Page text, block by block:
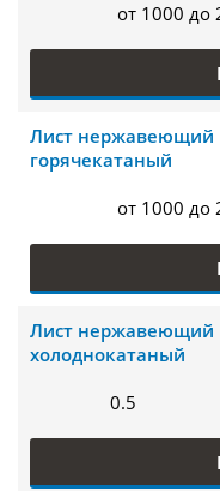
от 1000 до
Лист нержавеющий
горячекатаный
от 1000 до
Лист нержавеющий
холоднокатаный
0.5